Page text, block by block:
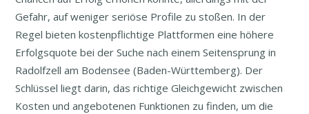
Gefahr, auf weniger seriöse Profile zu stoßen. In der
Regel bieten kostenpflichtige Plattformen eine höhere
Erfolgsquote bei der Suche nach einem Seitensprung in
Radolfzell am Bodensee (Baden-Württemberg). Der
Schlüssel liegt darin, das richtige Gleichgewicht zwischen
Kosten und angebotenen Funktionen zu finden, um die